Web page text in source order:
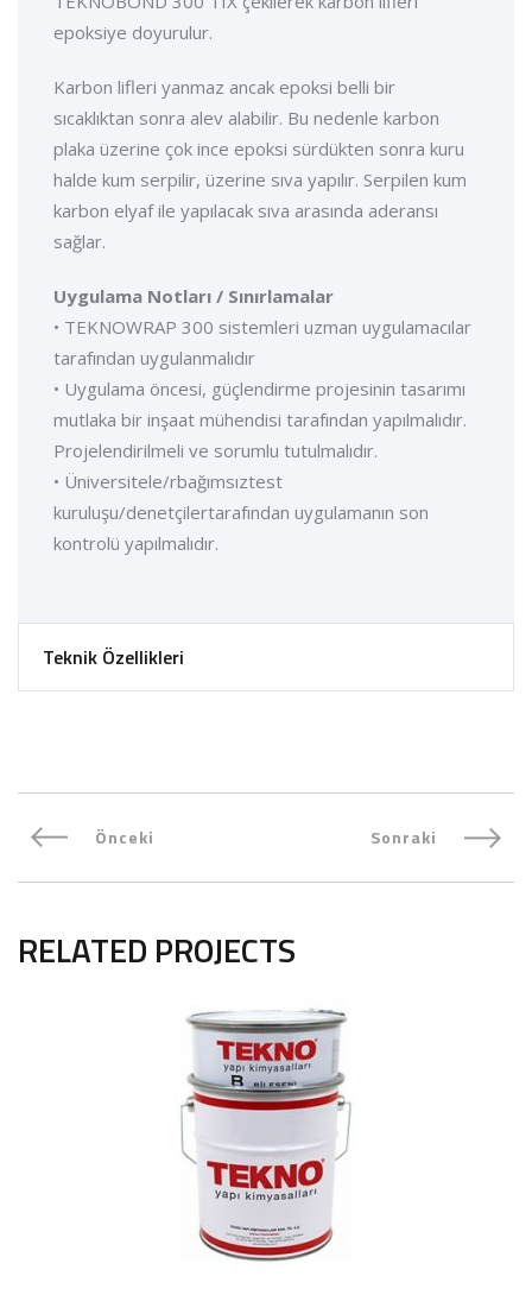
epoksiye doyurulur.
Karbon lifleri yanmaz ancak epoksi belli bir
sıcaklıktan sonra alev alabilir. Bu nedenle karbon
plaka üzerine çok ince epoksi sürdükten sonra kuru
halde kum serpilir, üzerine sıva yapılır. Serpilen kum
karbon elyaf ile yapılacak sıva arasında aderansı
sağlar.
Uygulama Notları / Sınırlamalar
• TEKNOWRAP 300 sistemleri uzman uygulamacılar
tarafından uygulanmalıdır
• Uygulama öncesi, güçlendirme projesinin tasarımı
mutlaka bir inşaat mühendisi tarafından yapılmalıdır.
Projelendirilmeli ve sorumlu tutulmalıdır.
• Üniversitele/rbağımsıztest
kuruluşu/denetçilertarafından uygulamanın son
kontrolü yapılmalıdır.
Teknik Özellikleri
Önceki Sonraki
RELATED PROJECTS